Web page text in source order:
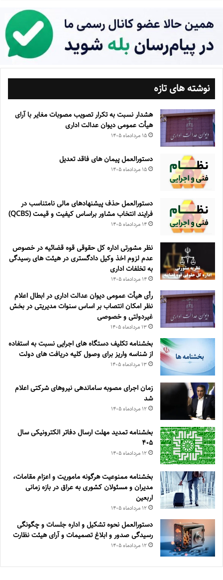
نوشته های تازه
هشدار نسبت به تکرار تصویب مصوبات مغایر با آرای
هیأت عمومی دیوان عدالت اداری
۱۵ مرداد‌ماه ۱۴۰۵
دستورالعمل پیمان های فاقد تعدیل
۱۵ مرداد‌ماه ۱۴۰۵
دستورالعمل حذف پيشنهادهای مالی نامتناسب در
فرايند انتخاب مشاور براساس كيفيت و قيمت (QCBS)
۱۴ مرداد‌ماه ۱۴۰۵
نظر مشورتی اداره کل حقوقی قوه قضائیه در خصوص
عدم لزوم اخذ وکیل دادگستری در هیئت های رسیدگی
به تخلفات اداری
۱۴ مرداد‌ماه ۱۴۰۵
رأی هیأت عمومی دیوان عدالت اداری در ابطال اعلام
نظر امکان انتصاب بر اساس سنوات مدیریتی در بخش
غیردولتی و خصوصی
۱۳ مرداد‌ماه ۱۴۰۵
بخشنامه تکلیف دستگاه های اجرایی نسبت به استفاده
از شناسه واریز برای وصول کلیه دریافت های دولت
۱۳ مرداد‌ماه ۱۴۰۵
زمان اجرای مصوبه ساماندهی نیروهای شرکتی اعلام
شد
۱۲ مرداد‌ماه ۱۴۰۵
بخشنامه تمدید مهلت ارسال دفاتر الکترونیکی سال
۴۰۵
۱۲ مرداد‌ماه ۱۴۰۵
بخشنامه ممنوعیت هرگونه ماموریت و اعزام مقامات،
مدیران و مسئولان کشوری به عراق در بازه زمانی
اربعین
۱۲ مرداد‌ماه ۱۴۰۵
دستورالعمل نحوه تشکیل و اداره جلسات و چگونگی
رسیدگی صدور و ‏ابلاغ تصمیمات و‎ ‎آرای هیئت نظارت
۱۲ مرداد‌ماه ۱۴۰۵